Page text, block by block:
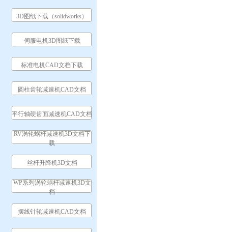
3D图纸下载（solidworks）
伺服电机3D图纸下载
标准电机CAD文档下载
圆柱齿轮减速机CAD文档
平行轴硬齿面减速机CAD文档
RV涡轮蜗杆减速机3D文档下
载
丝杆升降机3D文档
WP系列涡轮蜗杆减速机3D文
档
摆线针轮减速机CAD文档